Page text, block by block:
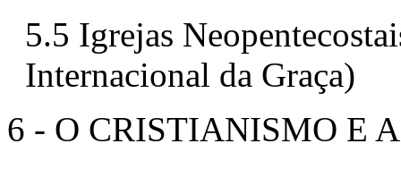
5.5 Igrejas
Internacional da Graça)
6 - O CRISTIANISMO E